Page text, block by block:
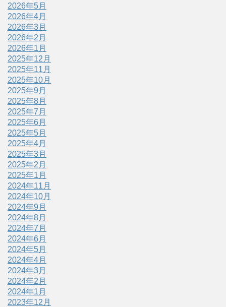
2026年5月
2026年4月
2026年3月
2026年2月
2026年1月
2025年12月
2025年11月
2025年10月
2025年9月
2025年8月
2025年7月
2025年6月
2025年5月
2025年4月
2025年3月
2025年2月
2025年1月
2024年11月
2024年10月
2024年9月
2024年8月
2024年7月
2024年6月
2024年5月
2024年4月
2024年3月
2024年2月
2024年1月
2023年12月